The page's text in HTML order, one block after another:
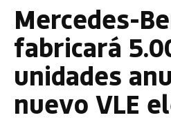
Mercedes-
fabricará
unidades
nuevo VLE